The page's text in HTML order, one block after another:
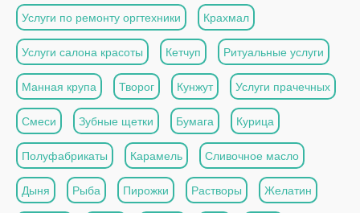
Услуги по ремонту оргтехники Крахмал
Услуги салона красоты Кетчуп Ритуальные услуги
Манная крупа Творог Кунжут Услуги прачечных
Смеси Зубные щетки Бумага Курица
Полуфабрикаты Карамель Сливочное масло
Дыня Рыба Пирожки Растворы Желатин